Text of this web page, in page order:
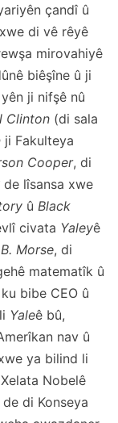
çandî û
di vê rêyê
mirovahiyê
biêşîne û ji
ji nifşê nû
Clinton (di sala
ji Fakulteya
Cooper, di
lîsansa xwe
û Black
civata Yaleyê
Morse, di
matematîk û
bibe CEO û
Yaleê bû,
nav û
ya bilind li
Nobelê
di Konseya